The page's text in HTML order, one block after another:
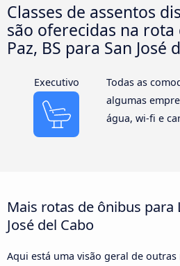
Classes de assentos
são oferecidas na rota
Paz, BS para San José
Executivo
Todas as
algumas
água, wi-fi e
Mais rotas de ônibus para
José del Cabo
Aqui está uma visão geral de